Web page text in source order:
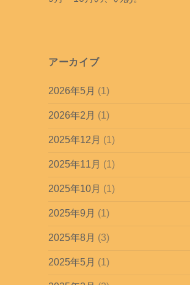
アーカイブ
2026年5月 (1)
2026年2月 (1)
2025年12月 (1)
2025年11月 (1)
2025年10月 (1)
2025年9月 (1)
2025年8月 (3)
2025年5月 (1)